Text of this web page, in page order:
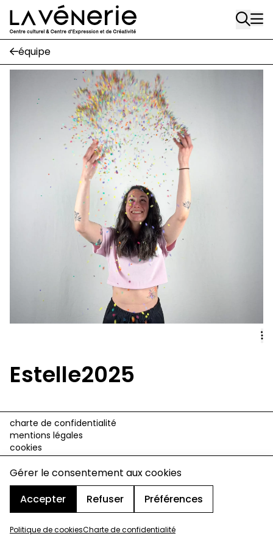
Gérer le consentement aux cookies
Accepter
Refuser Préférences
Politique de cookiesCharte de confidentialité
Aller au contenu principal
Rue Gratès, 3
1170 Watermael-Boitsfort
02 663 85 50
Place Gilson, 3
1170 Watermael-Boitsfort
02 663 85 50
suivez-nous
Journal Vénerie- version papier
Newsletter
équipe
Estelle2025
charte de confidentialité
mentions légales
cookies
design & développement :© signelazer.com